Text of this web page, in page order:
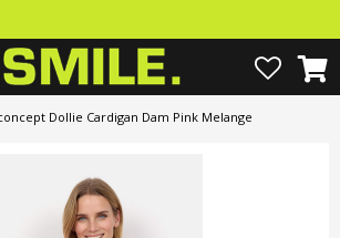
Dollie Cardigan Dam Pink Melange